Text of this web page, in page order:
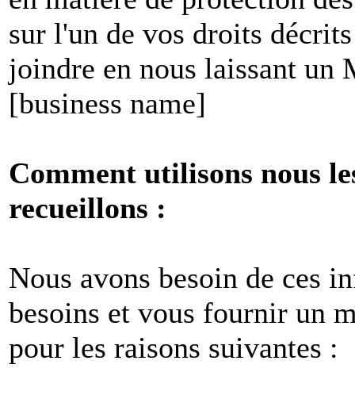
sur l'un de vos droits
joindre en nous laissant un
[business name]
Comment utilisons nous
recueillons :
Nous avons besoin de ces
besoins et vous fournir un
pour les raisons suivantes :